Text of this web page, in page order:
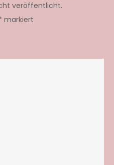
veröffentlicht.
markiert